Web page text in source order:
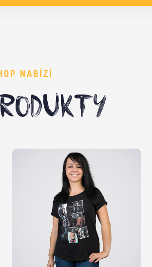
NABÍZÍ